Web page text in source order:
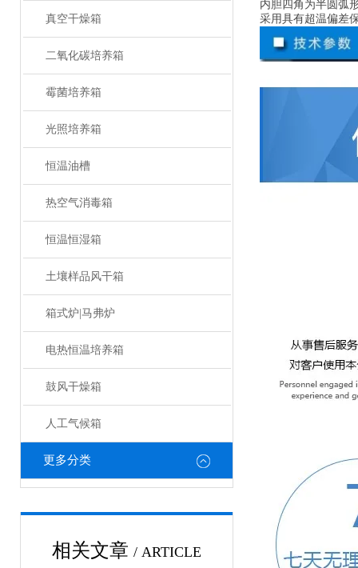
真空干燥箱
二氧化碳培养箱
霉菌培养箱
光照培养箱
恒温油槽
热空气消毒箱
恒温恒湿箱
土壤样品风干箱
箱式炉|马弗炉
电热恒温培养箱
鼓风干燥箱
人工气候箱
更多分类
相关文章 / ARTICLE
内胆四角为半圆弧
采用具有超温偏差